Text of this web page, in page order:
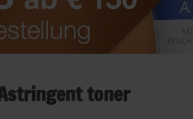
Astringent toner